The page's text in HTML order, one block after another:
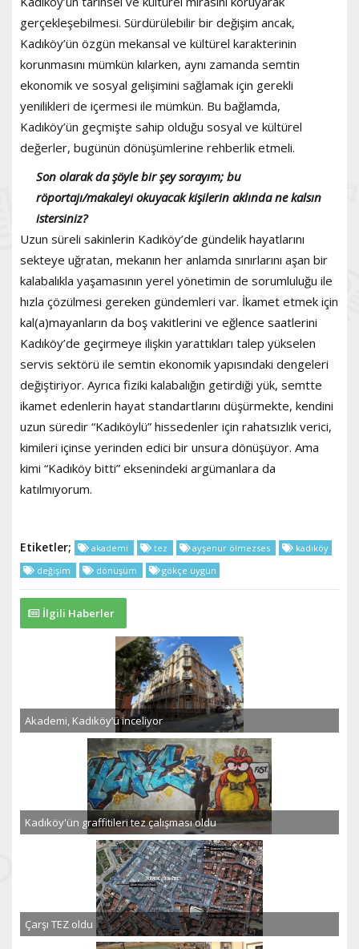
gerçekleşebilmesi. Sürdürülebilir bir değişim ancak,
Kadıköy’ün özgün mekansal ve kültürel karakterinin
korunmasını mümkün kılarken, aynı zamanda semtin
ekonomik ve sosyal gelişimini sağlamak için gerekli
yenilikleri de içermesi ile mümkün. Bu bağlamda,
Kadıköy’ün geçmişte sahip olduğu sosyal ve kültürel
değerler, bugünün dönüşümlerine rehberlik etmeli.
Son olarak da şöyle bir şey sorayım; bu
röportajı/makaleyi okuyacak kişilerin aklında ne kalsın
istersiniz?
Uzun süreli sakinlerin Kadıköy’de gündelik hayatlarını
sekteye uğratan, mekanın her anlamda sınırlarını aşan bir
kalabalıkla yaşamasının yerel yönetimin de sorumluluğu ile
hızla çözülmesi gereken gündemleri var. İkamet etmek için
kal(a)mayanların da boş vakitlerini ve eğlence saatlerini
Kadıköy’de geçirmeye ilişkin yarattıkları talep yükselen
servis sektörü ile semtin ekonomik yapısındaki dengeleri
değiştiriyor. Ayrıca fiziki kalabalığın getirdiği yük, semtte
ikamet edenlerin hayat standartlarını düşürmekte, kendini
uzun süredir “Kadıköylü” hissedenler için rahatsızlık verici,
kimileri içinse yerinden edici bir unsura dönüşüyor. Ama
kimi “Kadıköy bitti” eksenindeki argümanlara da
katılmıyorum.
Etiketler; akademi tez ayşenur ölmezses
kadıköy
değişim
dönüşüm gökçe uygun
İlgili Haberler
Akademi, Kadıköy’ü inceliyor
Kadıköy'ün graffitileri tez çalışması oldu
Çarşı TEZ oldu